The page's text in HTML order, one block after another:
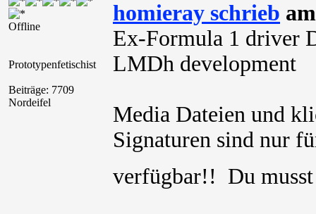
Offline
Prototypenfetischist
Beiträge: 7709
Nordeifel
homieray schrieb
Ex-Formula 1 driver
LMDh development
Media Dateien und
Signaturen sind nur
verfügbar!! Du